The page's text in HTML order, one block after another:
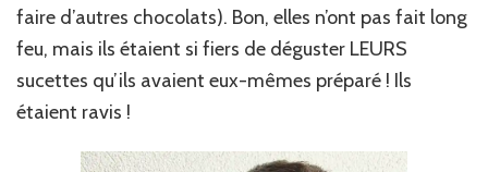
faire d’autres chocolats). Bon, elles n’ont pas fait long
feu, mais ils étaient si fiers de déguster LEURS
sucettes qu’ils avaient eux-mêmes préparé ! Ils
étaient ravis !